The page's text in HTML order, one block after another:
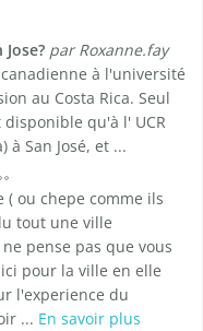
par Roxanne.fay
à l'université
au Costa Rica. Seul
qu'à l' UCR
à San José, et ...
( ou chepe comme ils
tout une ville
pense pas que vous
pour la ville en elle
l'experience du
... En savoir plus